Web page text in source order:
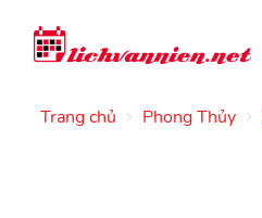
Trang chủ Phong Thủy